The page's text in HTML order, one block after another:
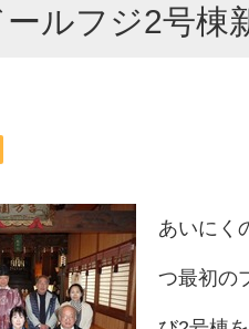
ルフジ2号棟
あいにく
つ最初の